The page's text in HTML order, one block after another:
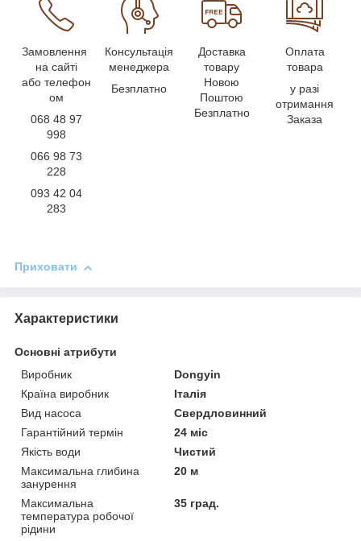
Замовлення
на сайті
або телефон
ом
068 48 97
998
066 98 73
228
093 42 04
283
Консультація
менеджера
Безплатно
Доставка
товару
Новою
Поштою
Безплатно
Оплата
товара
у разі
отримання
Заказа
Приховати
Характеристики
Основні атрибути
Виробник
Dongyin
Країна виробник
Італія
Вид насоса
Свердловинний
Гарантійний термін
24 міс
Якість води
Чистий
Максимальна глибина
занурення
20 м
Максимальна
температура робочої
рідини
35 град.